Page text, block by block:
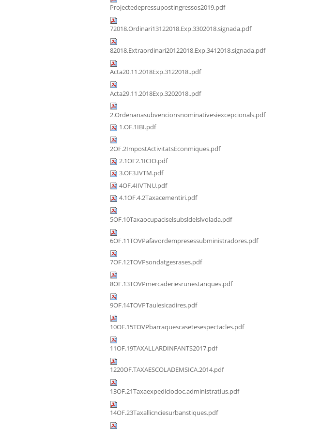
Projectedepressupostingressos2019.pdf
72018.Ordinari13122018.Exp.3302018.signada.pdf
82018.Extraordinari20122018.Exp.3412018.signada.pdf
Acta20.11.2018Exp.3122018..pdf
Acta29.11.2018Exp.3202018..pdf
2.Ordenanasubvencionsnominativesiexcepcionals.pdf
1.OF.1IBI.pdf
2OF.2ImpostActivitatsEconmiques.pdf
2.1OF2.1ICIO.pdf
3.OF3.IVTM.pdf
4OF.4IIVTNU.pdf
4.1OF.4.2Taxacementiri.pdf
5OF.10Taxaocupaciselsubsldelslvolada.pdf
6OF.11TOVPafavordempresessubministradores.pdf
7OF.12TOVPsondatgesrases.pdf
8OF.13TOVPmercaderiesrunestanques.pdf
9OF.14TOVPTaulesicadires.pdf
10OF.15TOVPbarraquescasetesespectacles.pdf
11OF.19TAXALLARDINFANTS2017.pdf
1220OF.TAXAESCOLADEMSICA.2014.pdf
13OF.21Taxaexpediciodoc.administratius.pdf
14OF.23Taxallicnciesurbanstiques.pdf